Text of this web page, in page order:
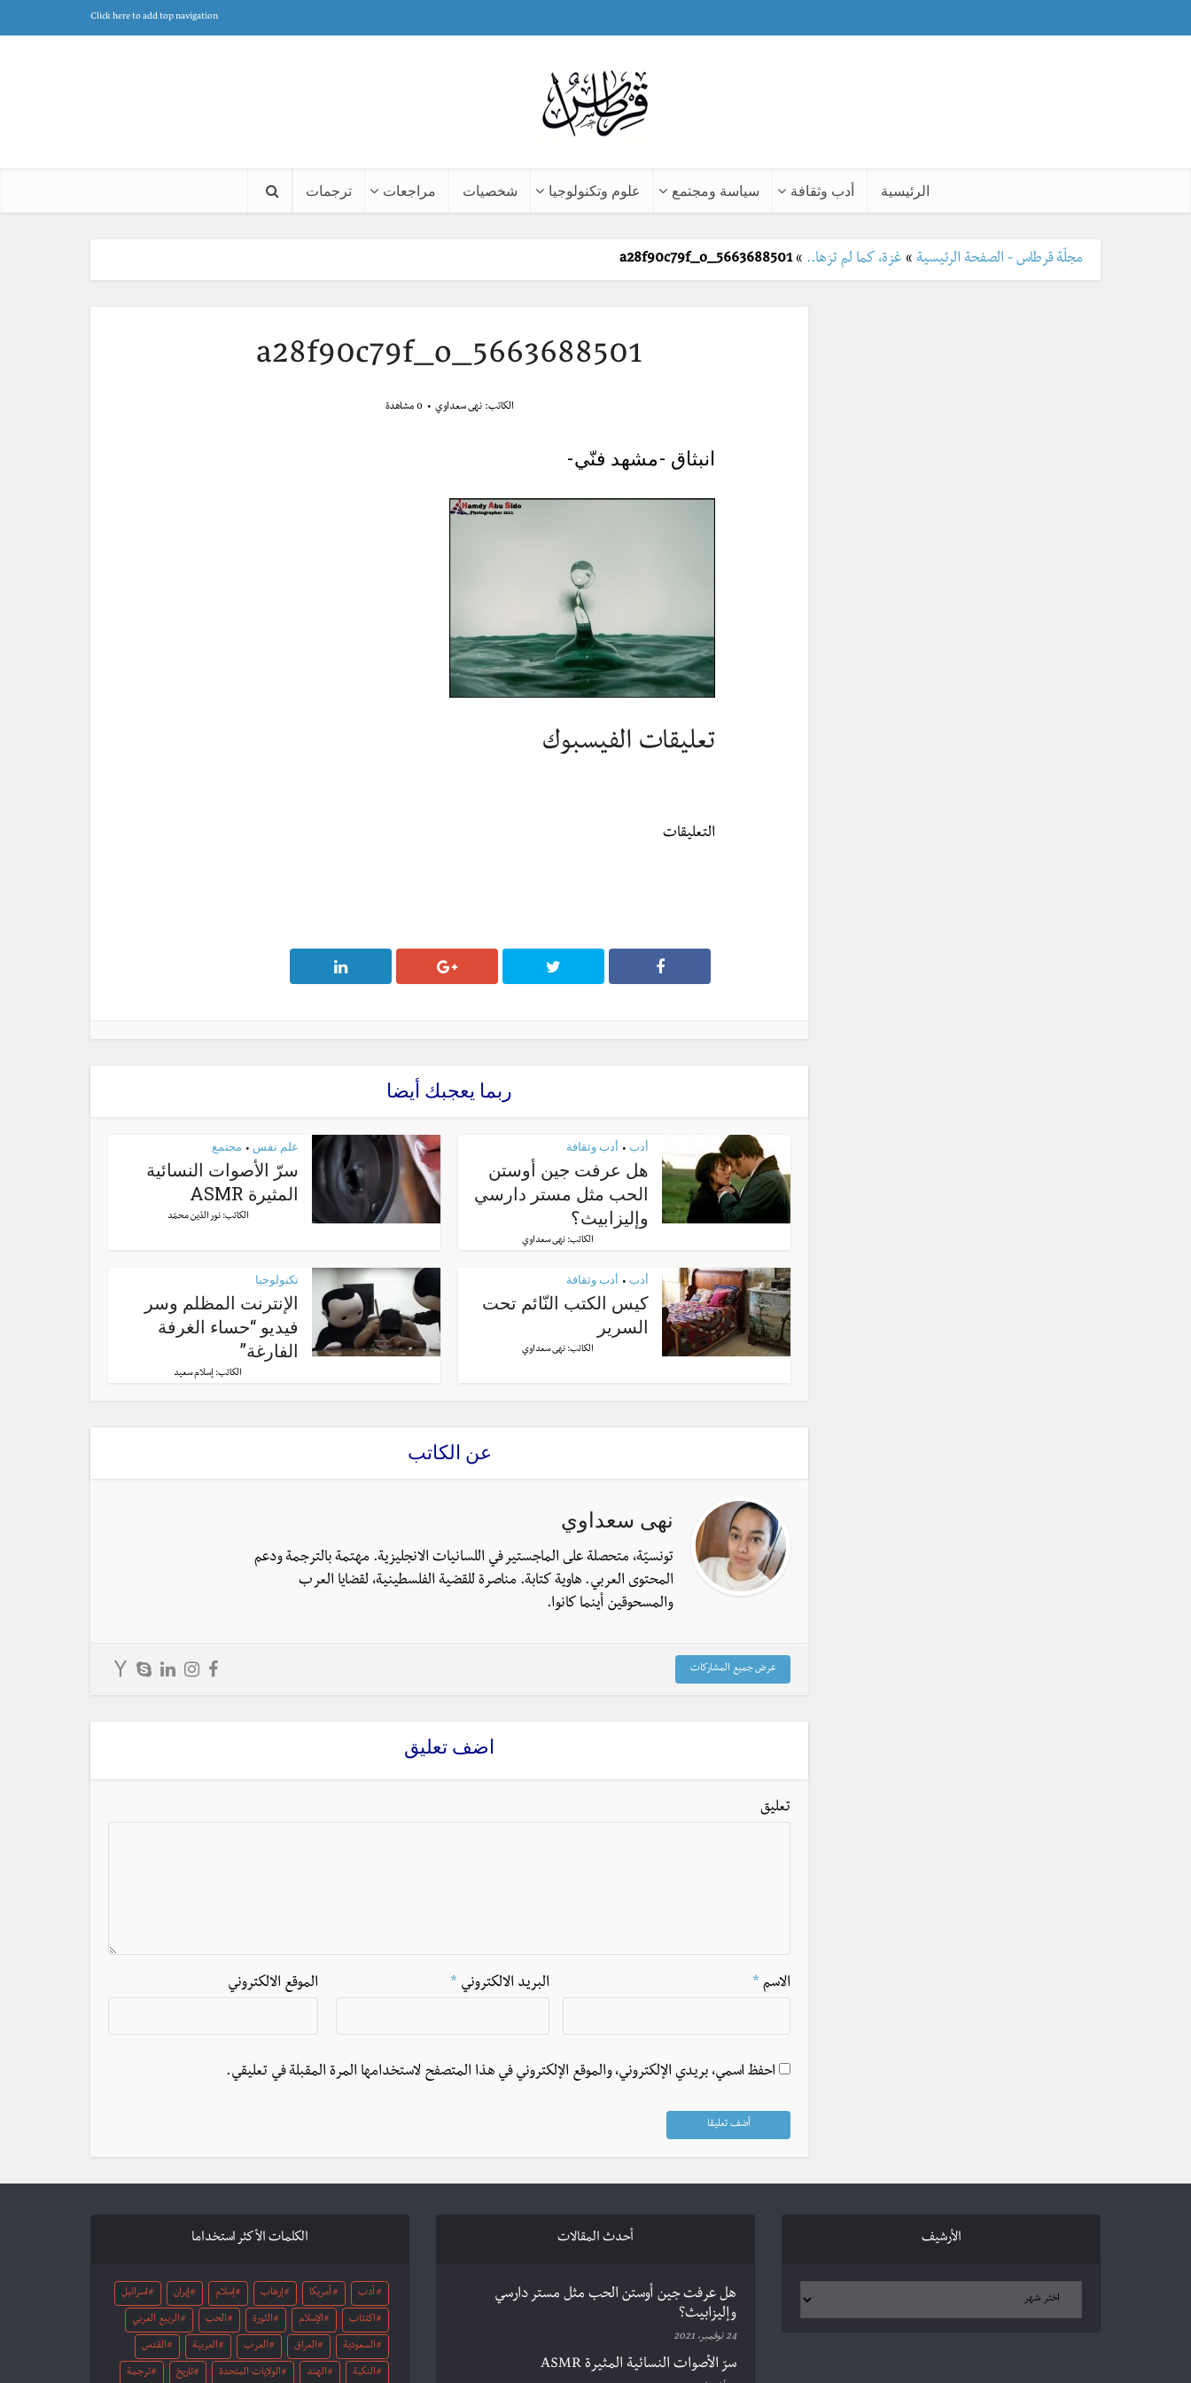
Click here to add top navigation
الرئيسية أدب وثقافة سياسة ومجتمع علوم وتكنولوجيا شخصيات مراجعات ترجمات
مجلّة قرطاس - الصفحة الرئيسية » غزة، كما لم ترَها.. »
5663688501_a28f90c79f_o
5663688501_a28f90c79f_o
الكاتب:نهى سعداوي 0 مشاهدة
انبثاق -مشهد فنّي-
تعليقات الفيسبوك
التعليقات
ربما يعجبك أيضا
أدب • أدب وثقافة
هل عرفت جين أوستن
الحب مثل مستر دارسي
وإليزابيث؟
الكاتب: نهى سعداوي
علم نفس • مجتمع
سرّ الأصوات النسائية
المثيرة ASMR
الكاتب:نور الدّين محمّد
أدب • أدب وثقافة
كيس الكتب النّائم تحت
السرير
الكاتب: نهى سعداوي
تكنولوجيا
الإنترنت المظلم وسر
فيديو “حساء الغرفة
الفارغة”
الكاتب: إسلام سعيد
عن الكاتب
نهى سعداوي
تونسيّة، متحصلة على الماجستير في اللسانيات الانجليزية. مهتمة بالترجمة ودعم
المحتوى العربي. هاوية كتابة. مناصرة للقضية الفلسطينية، لقضايا العرب
والمسحوقين أينما كانوا.
عرض جميع المشاركات
اضف تعليق
تعليق
الاسم * البريد الالكتروني * الموقع الالكتروني
احفظ اسمي، بريدي الإلكتروني، والموقع الإلكتروني في هذا المتصفح لاستخدامها المرة المقبلة في تعليقي.
الكلمات الأكثر استخداما
أدب أمريكا إرهاب إسلام إيران اسرائيل
اكتئاب الإسلام الثورة الحب الربيع العربي
السعودية العراق العرب العربية القدس
النكبة الهند الولايات المتحدة تاريخ ترجمة
أحدث المقالات
هل عرفت جين أوستن الحب مثل مستر دارسي
وإليزابيث؟
24 نوفمبر، 2021
سرّ الأصوات النسائية المثيرة ASMR
الأرشيف